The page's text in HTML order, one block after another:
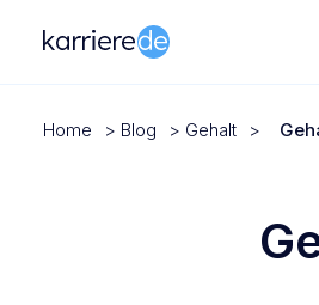
Home > Blog > Gehalt >